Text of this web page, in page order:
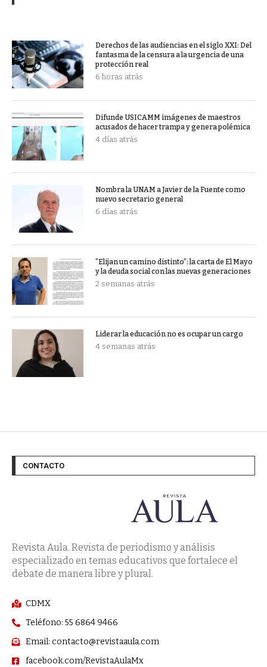
Derechos de las audiencias en el siglo XXI: Del
fantasma de la censura a la urgencia de una
protección real
6 horas atrás
Difunde USICAMM imágenes de maestros
acusados de hacer trampa y genera polémica
4 días atrás
Nombra la UNAM a Javier de la Fuente como
nuevo secretario general
6 días atrás
“Elijan un camino distinto”: la carta de El Mayo
y la deuda social con las nuevas generaciones
2 semanas atrás
Liderar la educación no es ocupar un cargo
4 semanas atrás
CONTACTO
Revista Aula. Revista de periodismo y análisis
especializado en temas educativos que fortalece el
debate de manera libre y plural.
CDMX
Teléfono: 55 6864 9466
Email: contacto@revistaaula.com
facebook.com/RevistaAulaMx